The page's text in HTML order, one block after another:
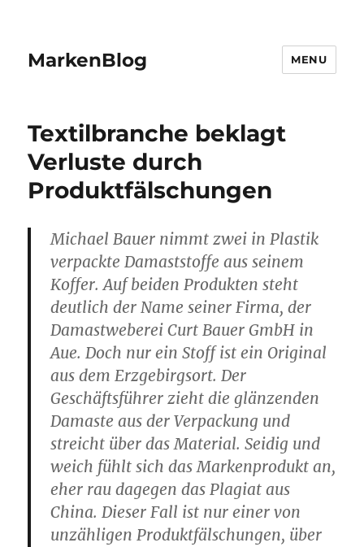
MarkenBlog MENU
Textilbranche beklagt
Verluste durch
Produktfälschungen
Michael Bauer nimmt zwei in Plastik
verpackte Damaststoffe aus seinem
Koffer. Auf beiden Produkten steht
deutlich der Name seiner Firma, der
Damastweberei Curt Bauer GmbH in
Aue. Doch nur ein Stoff ist ein Original
aus dem Erzgebirgsort. Der
Geschäftsführer zieht die glänzenden
Damaste aus der Verpackung und
streicht über das Material. Seidig und
weich fühlt sich das Markenprodukt an,
eher rau dagegen das Plagiat aus
China. Dieser Fall ist nur einer von
unzähligen Produktfälschungen, über